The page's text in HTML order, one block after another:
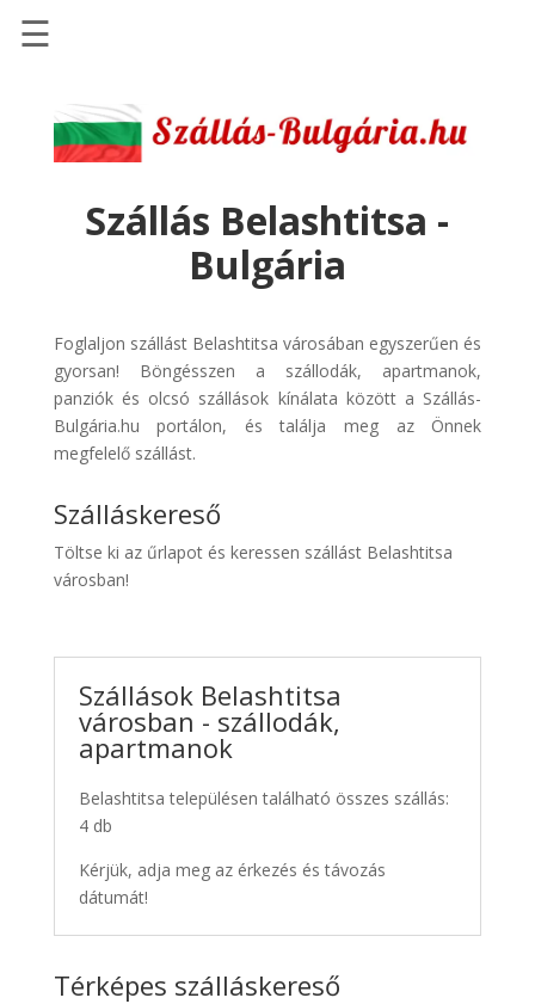
Szállások
Repülőjegy
pénzvisszatérítéssel
Discover
Cars
Transzfer
Kiwi
Taxi
☰
Szállás Belashtitsa -
Bulgária
Foglaljon szállást Belashtitsa városában egyszerűen és
gyorsan! Böngésszen a szállodák, apartmanok,
panziók és olcsó szállások kínálata között a Szállás-
Bulgária.hu portálon, és találja meg az Önnek
megfelelő szállást.
Szálláskereső
Töltse ki az űrlapot és keressen szállást Belashtitsa
városban!
Szállások Belashtitsa
városban - szállodák,
apartmanok
Belashtitsa településen található összes szállás:
4 db
Kérjük, adja meg az érkezés és távozás
dátumát!
Térképes szálláskereső